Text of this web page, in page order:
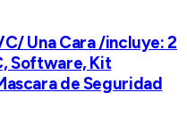
Una Cara /incluye: 2
Software, Kit
de Seguridad